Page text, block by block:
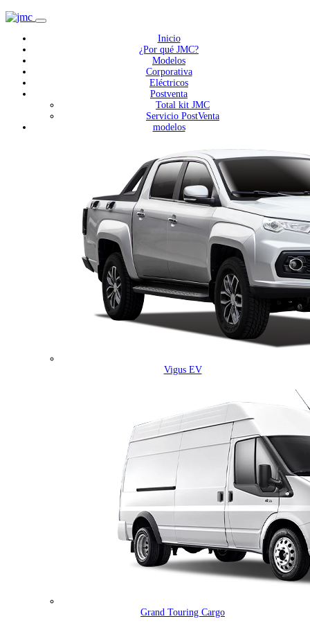
Inicio
¿Por qué JMC?
Modelos
Corporativa
Eléctricos
Postventa
Total kit JMC
Servicio PostVenta
modelos
Vigus EV
Grand Touring Cargo